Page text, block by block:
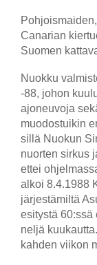
Canarian
Suomen
Nuokku
-88, johon
ajoneuvoja
muodostuikin
sillä Nuokun
nuorten sirkus
ettei
alkoi 8.4.1988
järjestämiltä
esitystä 60:ssä
neljä
kahden viikon